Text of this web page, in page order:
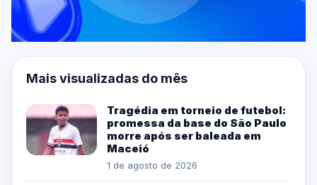
Mais visualizadas do mês
Tragédia em torneio de futebol:
promessa da base do São Paulo
morre após ser baleada em
Maceió
1 de agosto de 2026